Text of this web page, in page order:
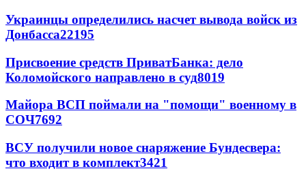
Украинцы определились насчет вывода войск из
Донбасса22195
Присвоение средств ПриватБанка: дело
Коломойского направлено в суд8019
Майора ВСП поймали на "помощи" военному в
СОЧ7692
ВСУ получили новое снаряжение Бундесвера:
что входит в комплект3421